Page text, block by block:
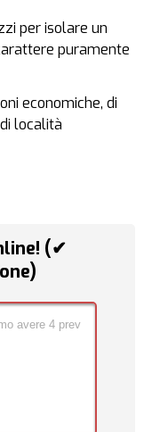
per isolare un
puramente
economiche, di
località
(✔